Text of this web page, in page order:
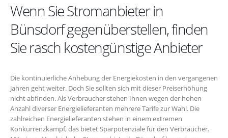
Wenn Sie Stromanbieter in
Bünsdorf gegenüberstellen, finden
Sie rasch kostengünstige Anbieter
Die kontinuierliche Anhebung der Energiekosten in den vergangenen
Jahren geht weiter. Doch Sie sollten sich mit dieser Preiserhöhung
nicht abfinden. Als Verbraucher stehen Ihnen wegen der hohen
Anzahl diverser Energielieferanten mehrere Tarife zur Wahl. Die
zahlreichen Energielieferanten stehen in einem extremen
Konkurrenzkampf, das bietet Sparpotenziale für den Verbraucher.